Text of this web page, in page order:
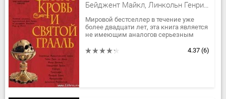
Бейджент Майкл, Линкольн Генри, Ли Ричард
Мировой бестселлер в течение уже
более двадцати лет, эта книга является
не имеющим аналогов серьезным
могущественного Приората Сиона —...
4.37 (6)